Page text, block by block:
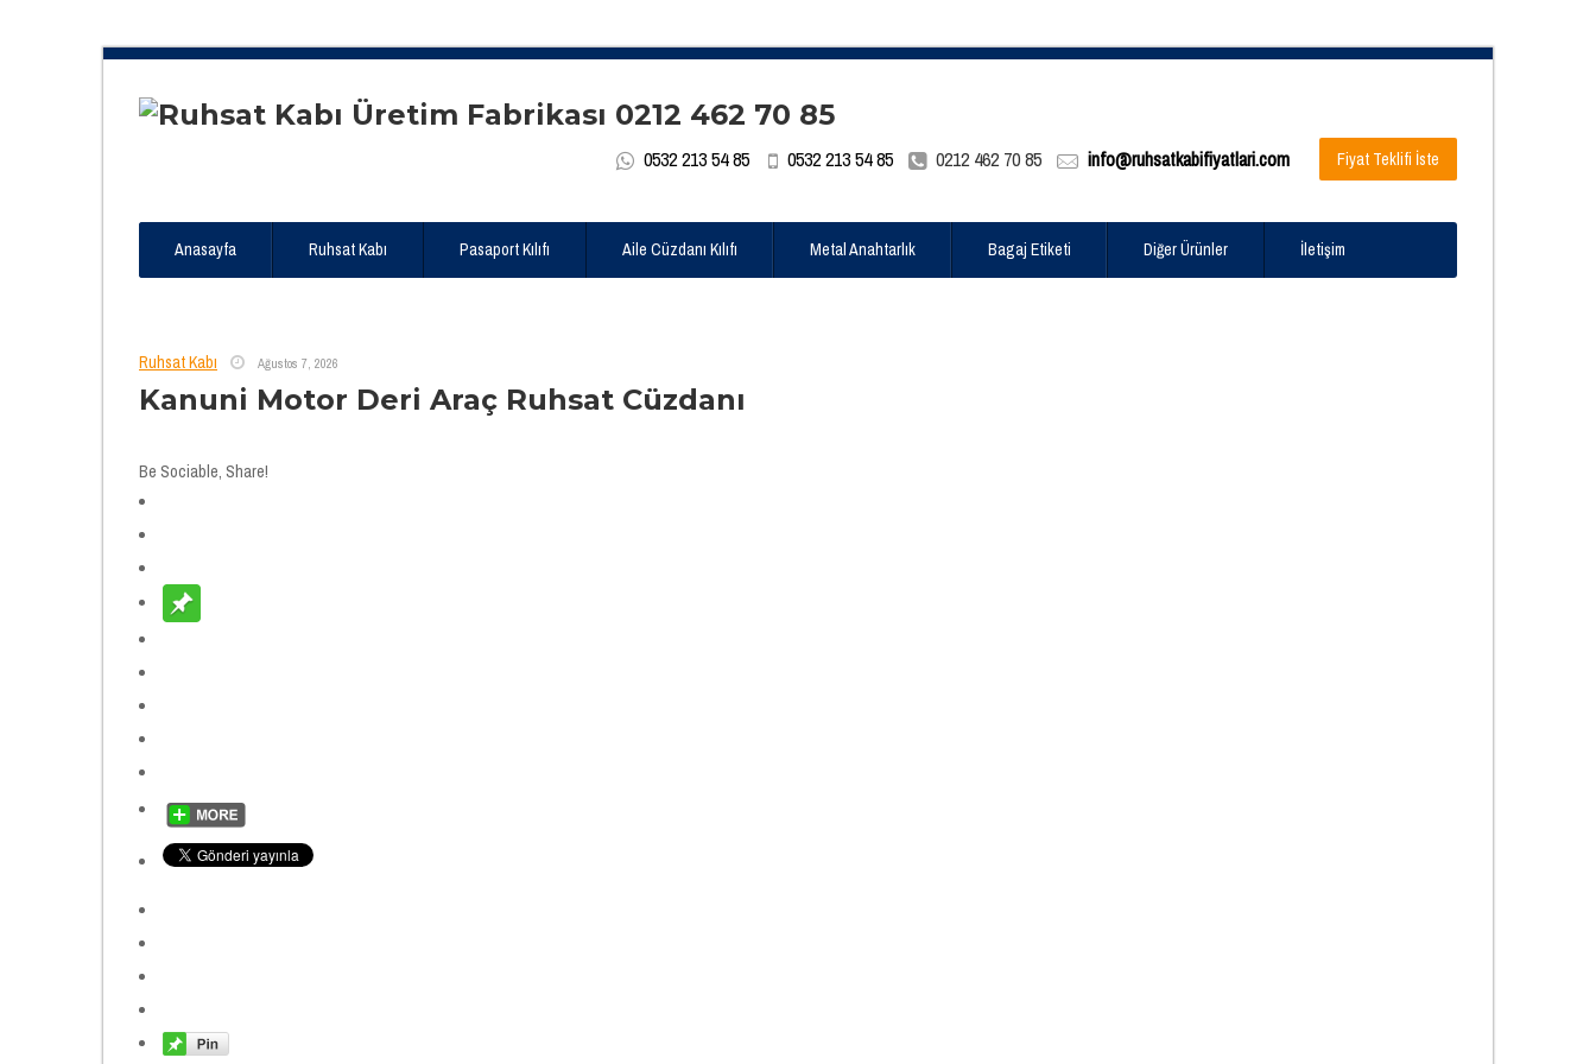
0532 213 54 85 0532 213 54 85 0212 462 70 85 info@ruhsatkabifiyatlari.com Fiyat Teklifi İste
Anasayfa Ruhsat Kabı Pasaport Kılıfı Aile Cüzdanı Kılıfı Metal Anahtarlık Bagaj Etiketi Diğer Ürünler İletişim
Ruhsat Kabı Ağustos 7, 2026
Kanuni Motor Deri Araç Ruhsat Cüzdanı
Be Sociable, Share!